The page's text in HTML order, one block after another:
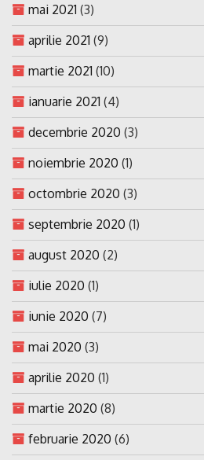
mai 2021 (3)
aprilie 2021 (9)
martie 2021 (10)
ianuarie 2021 (4)
decembrie 2020 (3)
noiembrie 2020 (1)
octombrie 2020 (3)
septembrie 2020 (1)
august 2020 (2)
iulie 2020 (1)
iunie 2020 (7)
mai 2020 (3)
aprilie 2020 (1)
martie 2020 (8)
februarie 2020 (6)